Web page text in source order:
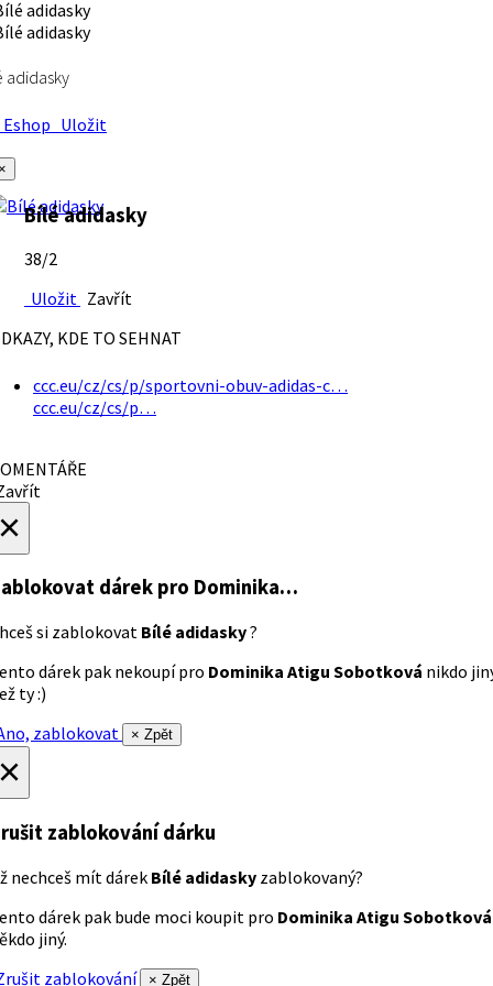
adidasky
Uložit
Bílé adidasky
38/2
Uložit Zavřít
KDE TO SEHNAT
ccc.eu/cz/cs/p/sportovni-obuv-adidas-c…
ccc.eu/cz/cs/p…
dárek pro Dominika…
si zablokovat Bílé adidasky?
dárek pak nekoupí pro Dominika Atigu Sobotková nikdo
ty :)
zablokovat
× Zpět
zablokování dárku
nechceš mít dárek Bílé adidasky zablokovaný?
dárek pak bude moci koupit pro Dominika Atigu Sobotková
jiný.
zablokování
× Zpět